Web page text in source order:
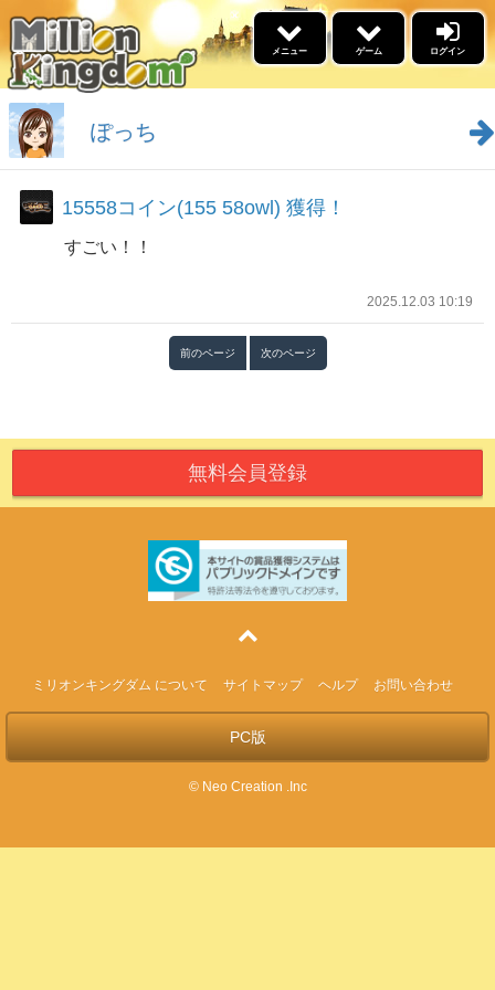
メニュー
ゲーム
景品交換
福引
名声ランキング
ウィークリーアウルランキ
高設定スケジュール
ブログ
ゲーム ×
5リール
ログイン
ぽっち
15558コイン(155 58owl) 獲得！
すごい！！
2025.12.03 10:19
前のページ 次のページ
無料会員登録
ミリオンキングダム について サイトマップ ヘルプ お問い合わせ
PC版
© Neo Creation .Inc